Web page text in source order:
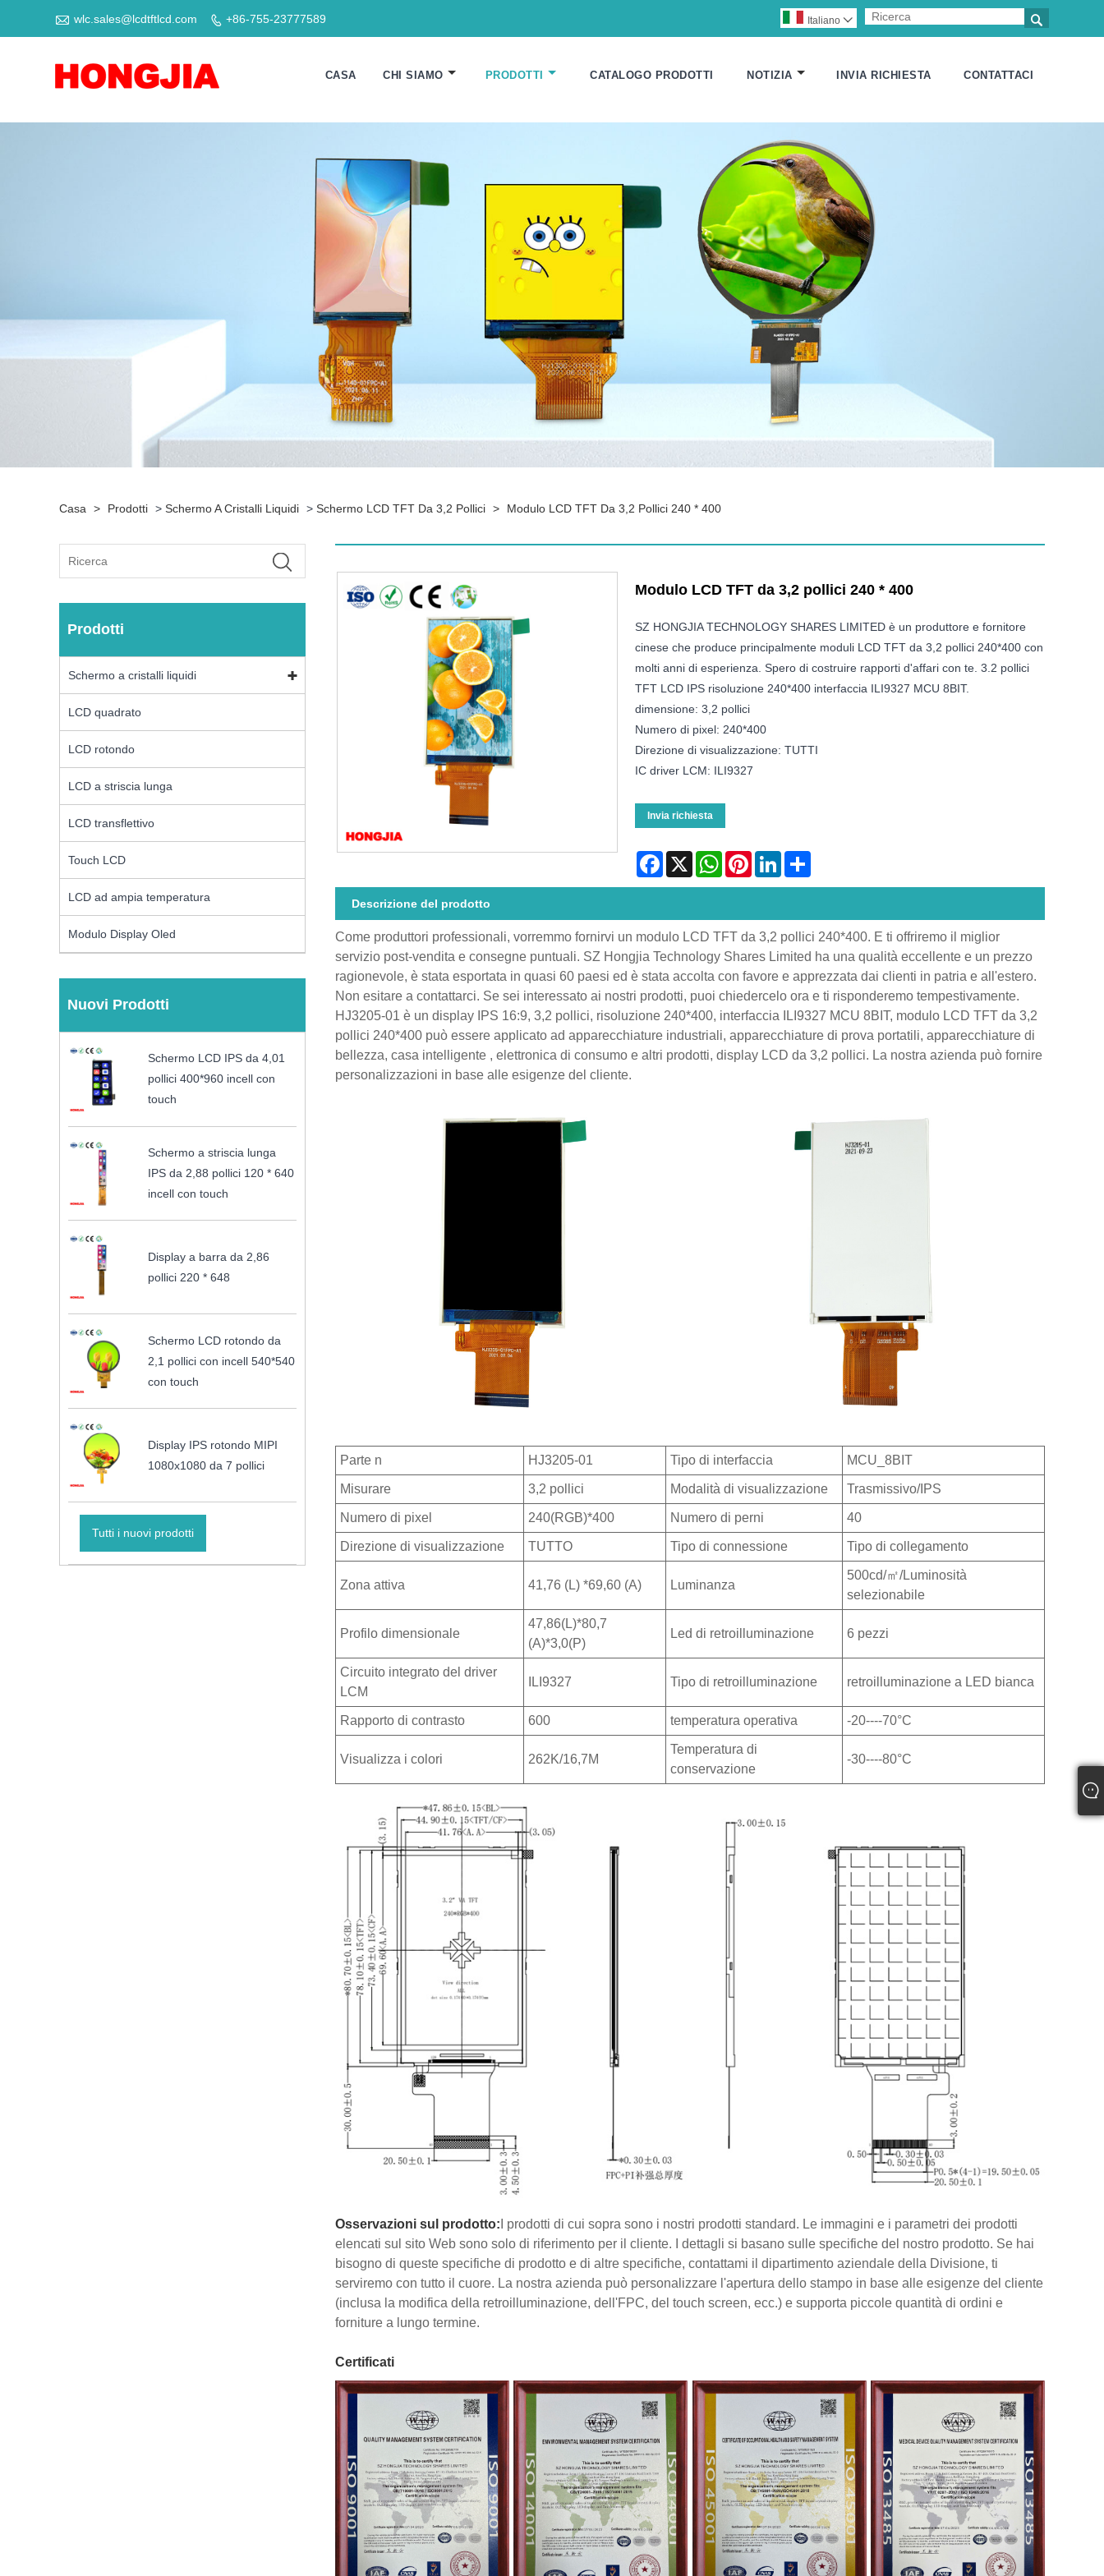
 wlc.sales@lcdtftlcd.com  +86-755-23777589 
Italiano 
CASA CHI SIAMO PRODOTTI CATALOGO PRODOTTI NOTIZIA INVIA RICHIESTA CONTATTACI
Casa > Prodotti > Schermo A Cristalli Liquidi > Schermo LCD TFT Da 3,2 Pollici > Modulo LCD TFT Da 3,2 Pollici 240 * 400
Prodotti
Schermo a cristalli liquidi
LCD quadrato
LCD rotondo
LCD a striscia lunga
LCD transflettivo
Touch LCD
LCD ad ampia temperatura
Modulo Display Oled
Nuovi Prodotti
Schermo LCD IPS da 4,01
pollici 400*960 incell con
touch
Schermo a striscia lunga
IPS da 2,88 pollici 120 * 640
incell con touch
Display a barra da 2,86
pollici 220 * 648
Schermo LCD rotondo da
2,1 pollici con incell 540*540
con touch
Display IPS rotondo MIPI
1080x1080 da 7 pollici
Tutti i nuovi prodotti
Modulo LCD TFT da 3,2 pollici 240 * 400
SZ HONGJIA TECHNOLOGY SHARES LIMITED è un produttore e fornitore
cinese che produce principalmente moduli LCD TFT da 3,2 pollici 240*400 con
molti anni di esperienza. Spero di costruire rapporti d'affari con te. 3.2 pollici
TFT LCD IPS risoluzione 240*400 interfaccia ILI9327 MCU 8BIT.
dimensione: 3,2 pollici
Numero di pixel: 240*400
Direzione di visualizzazione: TUTTI
IC driver LCM: ILI9327
Invia richiesta
Facebook
X WhatsAppPinterestLinkedInShare
Descrizione del prodotto
Come produttori professionali, vorremmo fornirvi un modulo LCD TFT da 3,2 pollici 240*400. E ti offriremo il miglior
servizio post-vendita e consegne puntuali. SZ Hongjia Technology Shares Limited ha una qualità eccellente e un prezzo
ragionevole, è stata esportata in quasi 60 paesi ed è stata accolta con favore e apprezzata dai clienti in patria e all'estero.
Non esitare a contattarci. Se sei interessato ai nostri prodotti, puoi chiedercelo ora e ti risponderemo tempestivamente.
HJ3205-01 è un display IPS 16:9, 3,2 pollici, risoluzione 240*400, interfaccia ILI9327 MCU 8BIT, modulo LCD TFT da 3,2
pollici 240*400 può essere applicato ad apparecchiature industriali, apparecchiature di prova portatili, apparecchiature di
bellezza, casa intelligente , elettronica di consumo e altri prodotti, display LCD da 3,2 pollici. La nostra azienda può fornire
personalizzazioni in base alle esigenze del cliente.
Parte n HJ3205-01 Tipo di interfaccia MCU_8BIT
Misurare 3,2 pollici Modalità di visualizzazione Trasmissivo/IPS
Numero di pixel 240(RGB)*400 Numero di perni 40
Direzione di visualizzazione TUTTO Tipo di connessione Tipo di collegamento
Zona attiva 41,76 (L) *69,60 (A) Luminanza
500cd/㎡/Luminosità
selezionabile
Profilo dimensionale
47,86(L)*80,7
(A)*3,0(P)
Led di retroilluminazione 6 pezzi
Circuito integrato del driver
LCM
ILI9327 Tipo di retroilluminazione retroilluminazione a LED bianca
Rapporto di contrasto 600 temperatura operativa -20----70°C
Visualizza i colori 262K/16,7M
Temperatura di
conservazione
-30----80°C
Osservazioni sul prodotto: I prodotti di cui sopra sono i nostri prodotti standard. Le immagini e i parametri dei prodotti
elencati sul sito Web sono solo di riferimento per il cliente. I dettagli si basano sulle specifiche del nostro prodotto. Se hai
bisogno di queste specifiche di prodotto e di altre specifiche, contattami il dipartimento aziendale della Divisione, ti
serviremo con tutto il cuore. La nostra azienda può personalizzare l'apertura dello stampo in base alle esigenze del cliente
(inclusa la modifica della retroilluminazione, dell'FPC, del touch screen, ecc.) e supporta piccole quantità di ordini e
forniture a lungo termine.
Certificati